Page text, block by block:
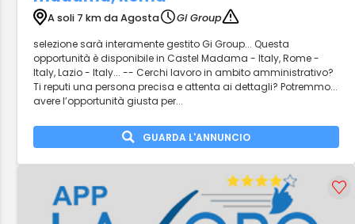
A soli 7 km da Agosta
Gi Group
selezione sarà interamente gestito Gi Group... Questa
opportunità è disponibile in Castel Madama - Italy, Rome -
Italy, Lazio - Italy... -- Cerchi lavoro in ambito amministrativo?
Ti reputi una persona precisa e attenta ai dettagli? Potremmo...
avere l’opportunità giusta per...
GUARDA L'ANNUNCIO